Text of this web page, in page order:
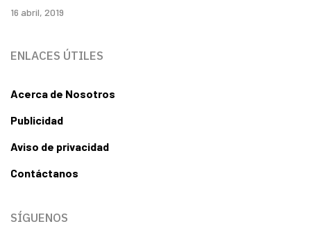
16 abril, 2019
ENLACES ÚTILES
Acerca de Nosotros
Publicidad
Aviso de privacidad
Contáctanos
SÍGUENOS